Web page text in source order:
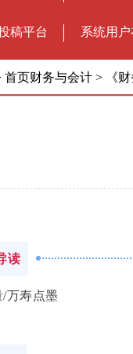
稿平台 系统用
首页财务与会计 > 《
读
万寿点墨